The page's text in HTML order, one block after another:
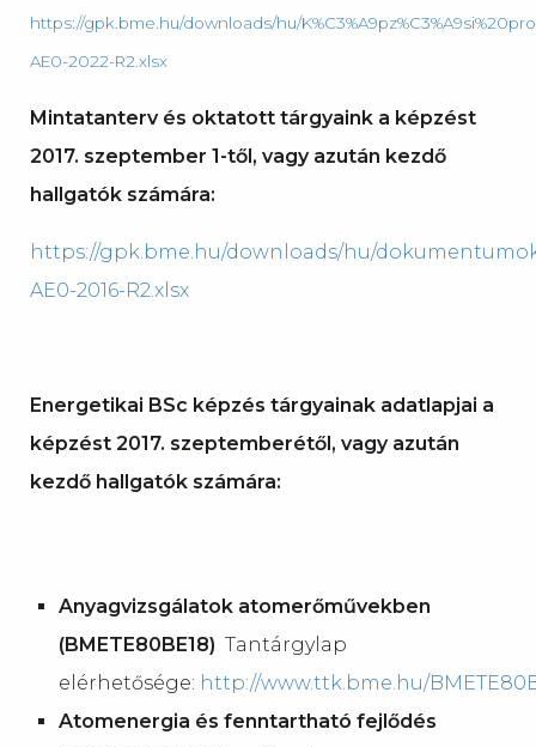
https://gpk.bme.hu/downloads/hu/
AE0-2022-R2.xlsx
Mintatanterv és oktatott tárgyaink a képzést
2017. szeptember 1-től, vagy azután kezdő
hallgatók számára:
https://gpk.bme.hu/downloads/hu/
AE0-2016-R2.xlsx
Energetikai BSc képzés tárgyainak adatlapjai a
képzést 2017. szeptemberétől, vagy azután
kezdő hallgatók számára:
Anyagvizsgálatok atomerőművekben
(BMETE80BE18) Tantárgylap
elérhetősége: http://www.ttk.bme.hu/
Atomenergia és fenntartható fejlődés